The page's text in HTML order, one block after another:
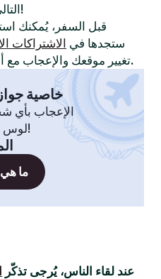
!
قبل السفر، يُمكنك
ستجدها في الاشتراكات
تغيير موقعك والإعجاب مع أعضاء في مدينة أو بلدة أخرى.
خاصية
الإعجاب بأي
لوس أنجلوس، سيدني، انطلق!
ما
عند لقاء الناس، يُرجى تذكّر